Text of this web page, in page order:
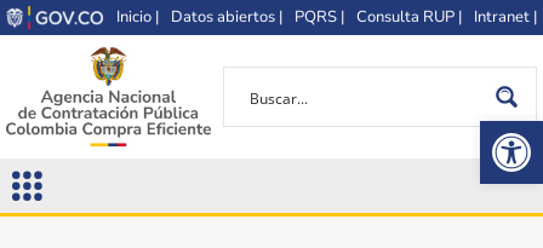
Inicio | Datos abiertos | PQRS | Consulta RUP | Intranet |